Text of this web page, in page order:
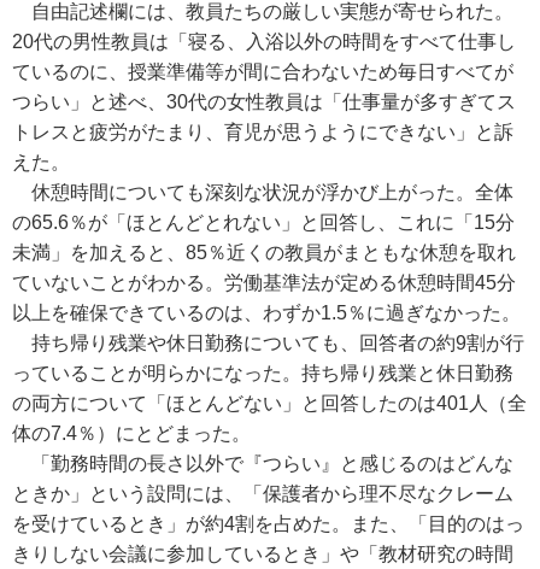
自由記述欄には、教員たちの厳しい実態が寄せられた。
20代の男性教員は「寝る、入浴以外の時間をすべて仕事し
ているのに、授業準備等が間に合わないため毎日すべてが
つらい」と述べ、30代の女性教員は「仕事量が多すぎてス
トレスと疲労がたまり、育児が思うようにできない」と訴
えた。
休憩時間についても深刻な状況が浮かび上がった。全体
の65.6％が「ほとんどとれない」と回答し、これに「15分
未満」を加えると、85％近くの教員がまともな休憩を取れ
ていないことがわかる。労働基準法が定める休憩時間45分
以上を確保できているのは、わずか1.5％に過ぎなかった。
持ち帰り残業や休日勤務についても、回答者の約9割が行
っていることが明らかになった。持ち帰り残業と休日勤務
の両方について「ほとんどない」と回答したのは401人（全
体の7.4％）にとどまった。
「勤務時間の長さ以外で『つらい』と感じるのはどんな
ときか」という設問には、「保護者から理不尽なクレーム
を受けているとき」が約4割を占めた。また、「目的のはっ
きりしない会議に参加しているとき」や「教材研究の時間